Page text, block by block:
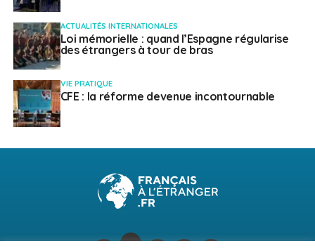
ACTUALITÉS INTERNATIONALES
Loi mémorielle : quand l’Espagne régularise
des étrangers à tour de bras
VIE PRATIQUE
CFE : la réforme devenue incontournable